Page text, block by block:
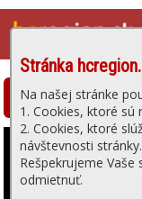
Stránka
Na našej stránke
1. Cookies, ktoré sú
2. Cookies, ktoré
návštevnosti stránky.
Rešpekrujeme
odmietnuť.
Hlohovská